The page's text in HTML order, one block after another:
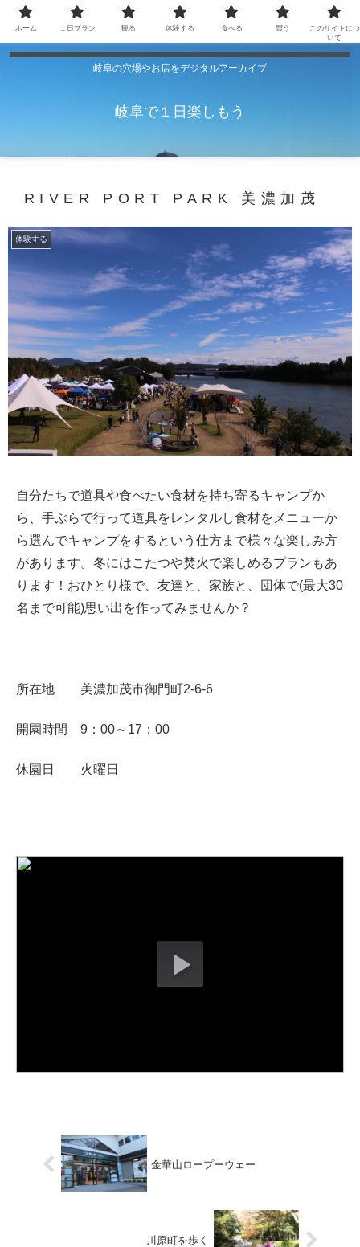
岐阜の穴場やお店をデジタルアーカイブ
岐阜で１日楽しもう
RIVER PORT PARK 美濃加茂
体験する
自分たちで道具や食べたい食材を持ち寄るキャンプか
ら、手ぶらで行って道具をレンタルし食材をメニューか
ら選んでキャンプをするという仕方まで様々な楽しみ方
があります。冬にはこたつや焚火で楽しめるプランもあ
ります！おひとり様で、友達と、家族と、団体で(最大30
名まで可能)思い出を作ってみませんか？
所在地 美濃加茂市御門町2-6-6
開園時間 9：00～17：00
休園日 火曜日
金華山ロープーウェー
川原町を歩く
ホーム １日プラン 観る 体験する 食べる 買う
このサイトにつ
いて